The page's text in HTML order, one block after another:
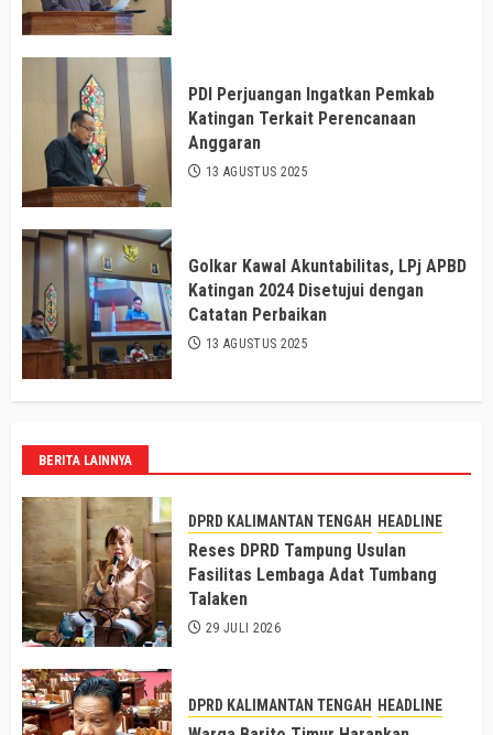
PDI Perjuangan Ingatkan Pemkab
Katingan Terkait Perencanaan
Anggaran
13 AGUSTUS 2025
Golkar Kawal Akuntabilitas, LPj APBD
Katingan 2024 Disetujui dengan
Catatan Perbaikan
13 AGUSTUS 2025
BERITA LAINNYA
DPRD KALIMANTAN TENGAH HEADLINE
Reses DPRD Tampung Usulan
Fasilitas Lembaga Adat Tumbang
Talaken
29 JULI 2026
DPRD KALIMANTAN TENGAH HEADLINE